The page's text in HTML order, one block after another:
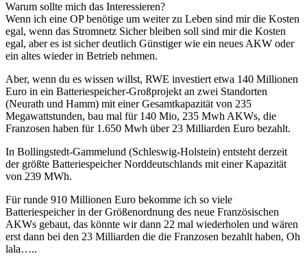
Warum sollte mich das Interessieren?
Wenn ich eine OP benötige um weiter zu Leben sind mir die Kosten
egal, wenn das Stromnetz Sicher bleiben soll sind mir die Kosten
egal, aber es ist sicher deutlich Günstiger wie ein neues AKW oder
ein altes wieder in Betrieb nehmen.
Aber, wenn du es wissen willst, RWE investiert etwa 140 Millionen
Euro in ein Batteriespeicher-Großprojekt an zwei Standorten
(Neurath und Hamm) mit einer Gesamtkapazität von 235
Megawattstunden, bau mal für 140 Mio, 235 Mwh AKWs, die
Franzosen haben für 1.650 Mwh über 23 Milliarden Euro bezahlt.
In Bollingstedt-Gammelund (Schleswig-Holstein) entsteht derzeit
der größte Batteriespeicher Norddeutschlands mit einer Kapazität
von 239 MWh.
Für runde 910 Millionen Euro bekomme ich so viele
Batteriespeicher in der Größenordnung des neue Französischen
AKWs gebaut, das könnte wir dann 22 mal wiederholen und wären
erst dann bei den 23 Milliarden die die Franzosen bezahlt haben, Oh
lala…..